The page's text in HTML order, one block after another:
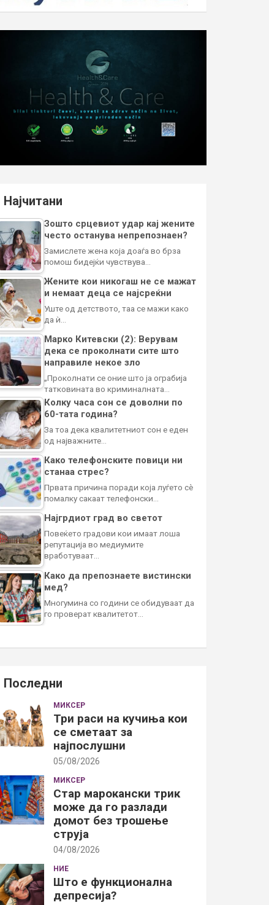
Најчитани
Зошто срцевиот удар кај жените
често останува непрепознаен?
Замислете жена која доаѓа во брза
помош бидејќи чувствува…
Жените кои никогаш не се мажат
и немаат деца се најсреќни
Уште од детството, таа се мажи како
да ѝ…
Марко Китевски (2): Верувам
дека се проколнати сите што
направиле некое зло
„Проколнати се оние што ја ограбија
татковината во криминалната…
Колку часа сон се доволни по
60-тата година?
За тоа дека квалитетниот сон е еден
од најважните…
Како телефонските повици ни
станаа стрес?
Првата причина поради која луѓето сè
помалку сакаат телефонски…
Најгрдиот град во светот
Повеќето градови кои имаат лоша
репутација во медиумите
вработуваат…
Како да препознаете вистински
мед?
Многумина со години се обидуваат да
го проверат квалитетот…
Последни
МИКСЕР
Три раси на кучиња кои
се сметаат за
најпослушни
05/08/2026
МИКСЕР
Стар марокански трик
може да го разлади
домот без трошење
струја
04/08/2026
НИЕ
Што е функционална
депресија?